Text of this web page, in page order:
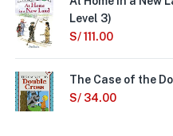
Level 3)
S/111.00
The Case of the
S/ 34.00